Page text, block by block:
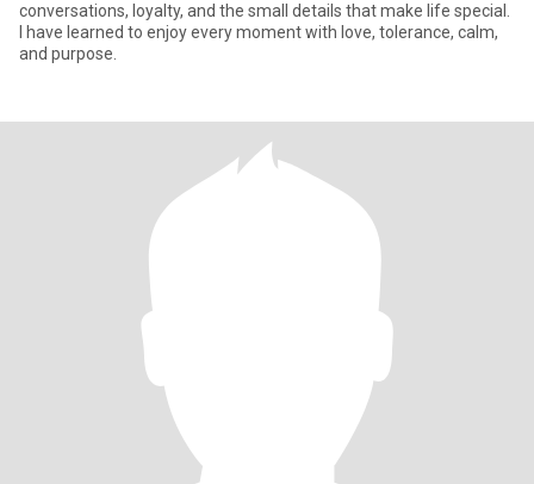
conversations, loyalty, and the small details that make life special.
I have learned to enjoy every moment with love, tolerance, calm,
and purpose.